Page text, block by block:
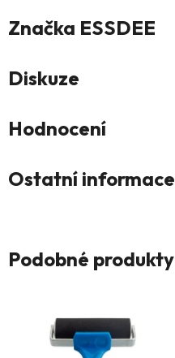
Značka ESSDEE
Diskuze
Hodnocení
Ostatní informace
Podobné produkty